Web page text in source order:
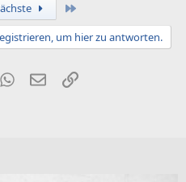
um hier zu antworten.
WhatsApp
E-MailLink